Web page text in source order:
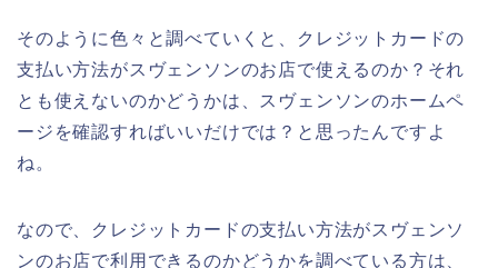
そのように色々と調べていくと、クレジットカードの
支払い方法がスヴェンソンのお店で使えるのか？それ
とも使えないのかどうかは、スヴェンソンのホームペ
ージを確認すればいいだけでは？と思ったんですよ
ね。
なので、クレジットカードの支払い方法がスヴェンソ
ンのお店で利用できるのかどうかを調べている方は、